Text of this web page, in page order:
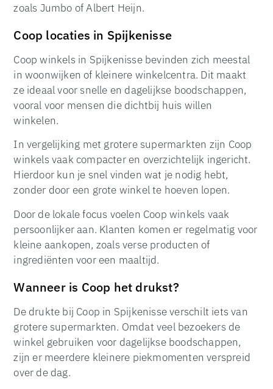
zoals Jumbo of Albert Heijn.
Coop locaties in Spijkenisse
Coop winkels in Spijkenisse bevinden zich meestal
in woonwijken of kleinere winkelcentra. Dit maakt
ze ideaal voor snelle en dagelijkse boodschappen,
vooral voor mensen die dichtbij huis willen
winkelen.
In vergelijking met grotere supermarkten zijn Coop
winkels vaak compacter en overzichtelijk ingericht.
Hierdoor kun je snel vinden wat je nodig hebt,
zonder door een grote winkel te hoeven lopen.
Door de lokale focus voelen Coop winkels vaak
persoonlijker aan. Klanten komen er regelmatig voor
kleine aankopen, zoals verse producten of
ingrediënten voor een maaltijd.
Wanneer is Coop het drukst?
De drukte bij Coop in Spijkenisse verschilt iets van
grotere supermarkten. Omdat veel bezoekers de
winkel gebruiken voor dagelijkse boodschappen,
zijn er meerdere kleinere piekmomenten verspreid
over de dag.